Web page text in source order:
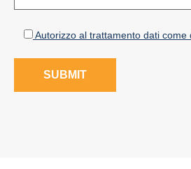
Autorizzo al trattamento dati come